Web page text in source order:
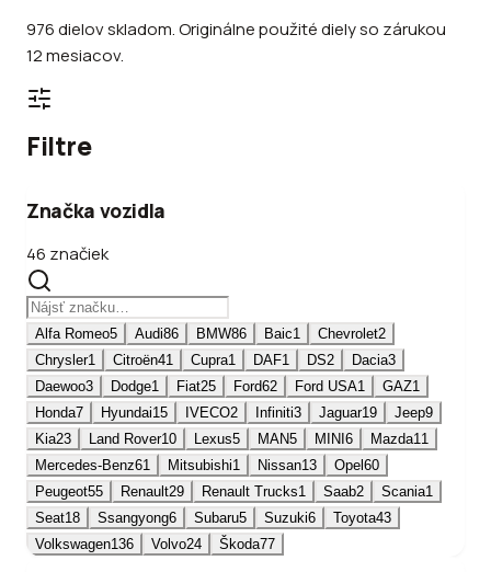
976dielovskladom.Originálne použité diely so zárukou
12 mesiacov.
Filtre
Značka vozidla
46 značiek
Alfa Romeo5 Audi86 BMW86 Baic1 Chevrolet2
Chrysler1 Citroën41 Cupra1 DAF1 DS2 Dacia3
Daewoo3 Dodge1 Fiat25 Ford62 Ford USA1 GAZ1
Honda7 Hyundai15 IVECO2 Infiniti3 Jaguar19 Jeep9
Kia23 Land Rover10 Lexus5 MAN5 MINI6 Mazda11
Mercedes-Benz61 Mitsubishi1 Nissan13 Opel60
Peugeot55 Renault29 Renault Trucks1 Saab2 Scania1
Seat18 Ssangyong6 Subaru5 Suzuki6 Toyota43
Volkswagen136 Volvo24 Škoda77